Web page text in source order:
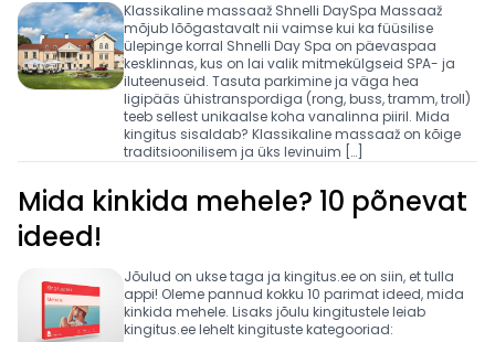
Klassikaline massaaž Shnelli DaySpa Massaaž
mõjub lõõgastavalt nii vaimse kui ka füüsilise
ülepinge korral Shnelli Day Spa on päevaspaa
kesklinnas, kus on lai valik mitmekülgseid SPA- ja
iluteenuseid. Tasuta parkimine ja väga hea
ligipääs ühistranspordiga (rong, buss, tramm, troll)
teeb sellest unikaalse koha vanalinna piiril. Mida
kingitus sisaldab? Klassikaline massaaž on kõige
traditsioonilisem ja üks levinuim […]
Mida kinkida mehele? 10 põnevat
ideed!
Jõulud on ukse taga ja kingitus.ee on siin, et tulla
appi! Oleme pannud kokku 10 parimat ideed, mida
kinkida mehele. Lisaks jõulu kingitustele leiab
kingitus.ee lehelt kingituste kategooriad: